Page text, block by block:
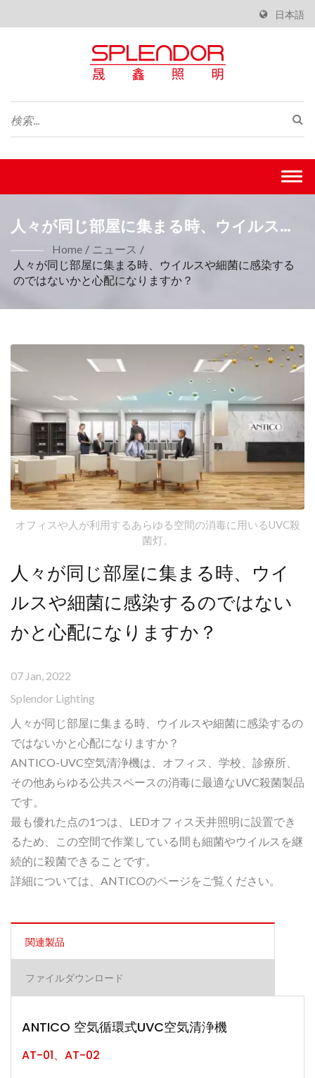
日本語
人々が同じ部屋に集まる時、ウイルスや
細菌に感染するのではないかと心配にな
りますか？| ISO 9001 製造業 -Splendor
Lighting
Home / ニュース /
人々が同じ部屋に集まる時、ウイルスや細菌に感染する
のではないかと心配になりますか？
オフィスや人が利用するあらゆる空間の消毒に用いるUVC殺
菌灯。
人々が同じ部屋に集まる時、ウイ
ルスや細菌に感染するのではない
かと心配になりますか？
07 Jan, 2022
Splendor Lighting
人々が同じ部屋に集まる時、ウイルスや細菌に感染するの
ではないかと心配になりますか？
ANTICO-UVC空気清浄機は、オフィス、学校、診療所、
その他あらゆる公共スペースの消毒に最適なUVC殺菌製品
です。
最も優れた点の1つは、LEDオフィス天井照明に設置でき
るため、この空間で作業している間も細菌やウイルスを継
続的に殺菌できることです。
詳細については、ANTICOのページをご覧ください。
関連製品
ファイルダウンロード
ANTICO 空気循環式UVC空気清浄機
AT-01、AT-02